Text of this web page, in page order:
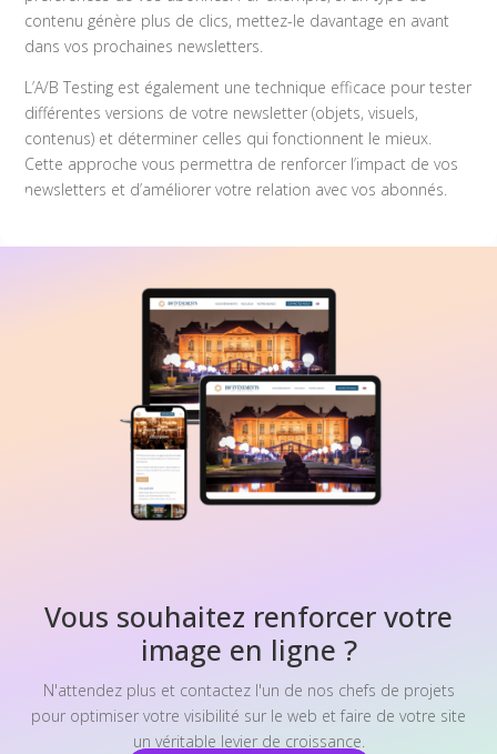
contenu génère plus de clics, mettez-le davantage en avant
dans vos prochaines newsletters.
L’A/B Testing est également une technique efficace pour tester
différentes versions de votre newsletter (objets, visuels,
contenus) et déterminer celles qui fonctionnent le mieux.
Cette approche vous permettra de renforcer l’impact de vos
newsletters et d’améliorer votre relation avec vos abonnés.
Vous souhaitez renforcer votre
image en ligne ?
N'attendez plus et contactez l'un de nos chefs de projets
pour optimiser votre visibilité sur le web et faire de votre site
un véritable levier de croissance.